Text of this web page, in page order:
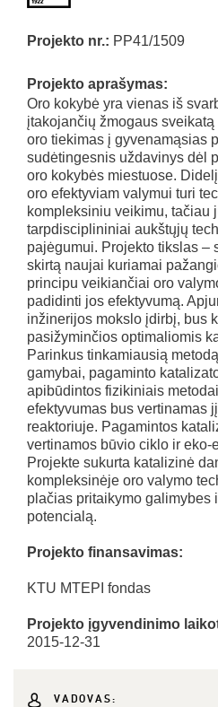
Projekto nr.: PP41/1509
Projekto aprašymas:
Oro kokybė yra vienas iš
įtakojančių žmogaus
oro tiekimas į gyvenamąsias
sudėtingesnis uždavinys dėl
oro kokybės miestuose.
oro efektyviam valymui turi
kompleksiniu veikimu, tačiau
tarpdisciplininiai aukštųjų
pajėgumui. Projekto tikslas –
skirtą naujai kuriamai
principu veikiančiai oro
padidinti jos efektyvumą.
inžinerijos mokslo įdirbį, bus
pasižyminčios optimaliomis
Parinkus tinkamiausią
gamybai, pagaminto
apibūdintos fizikiniais
efektyvumas bus vertinamas
reaktoriuje. Pagamintos
vertinamos būvio ciklo ir eko-
Projekte sukurta katalizinė
kompleksinėje oro valymo
plačias pritaikymo galimybes
potencialą.
Projekto finansavimas:
KTU MTEPI fondas
Projekto įgyvendinimo
2015-12-31
VADOVAS: